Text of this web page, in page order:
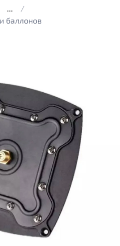
баллонов